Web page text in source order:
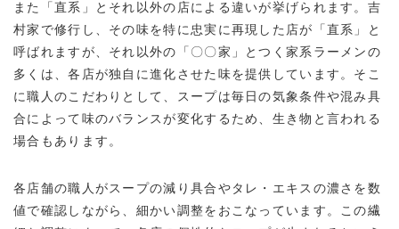
また「直系」とそれ以外の店による違いが挙げられます。吉
村家で修行し、その味を特に忠実に再現した店が「直系」と
呼ばれますが、それ以外の「〇〇家」とつく家系ラーメンの
多くは、各店が独自に進化させた味を提供しています。そこ
に職人のこだわりとして、スープは毎日の気象条件や混み具
合によって味のバランスが変化するため、生き物と言われる
場合もあります。
各店舗の職人がスープの減り具合やタレ・エキスの濃さを数
値で確認しながら、細かい調整をおこなっています。この繊